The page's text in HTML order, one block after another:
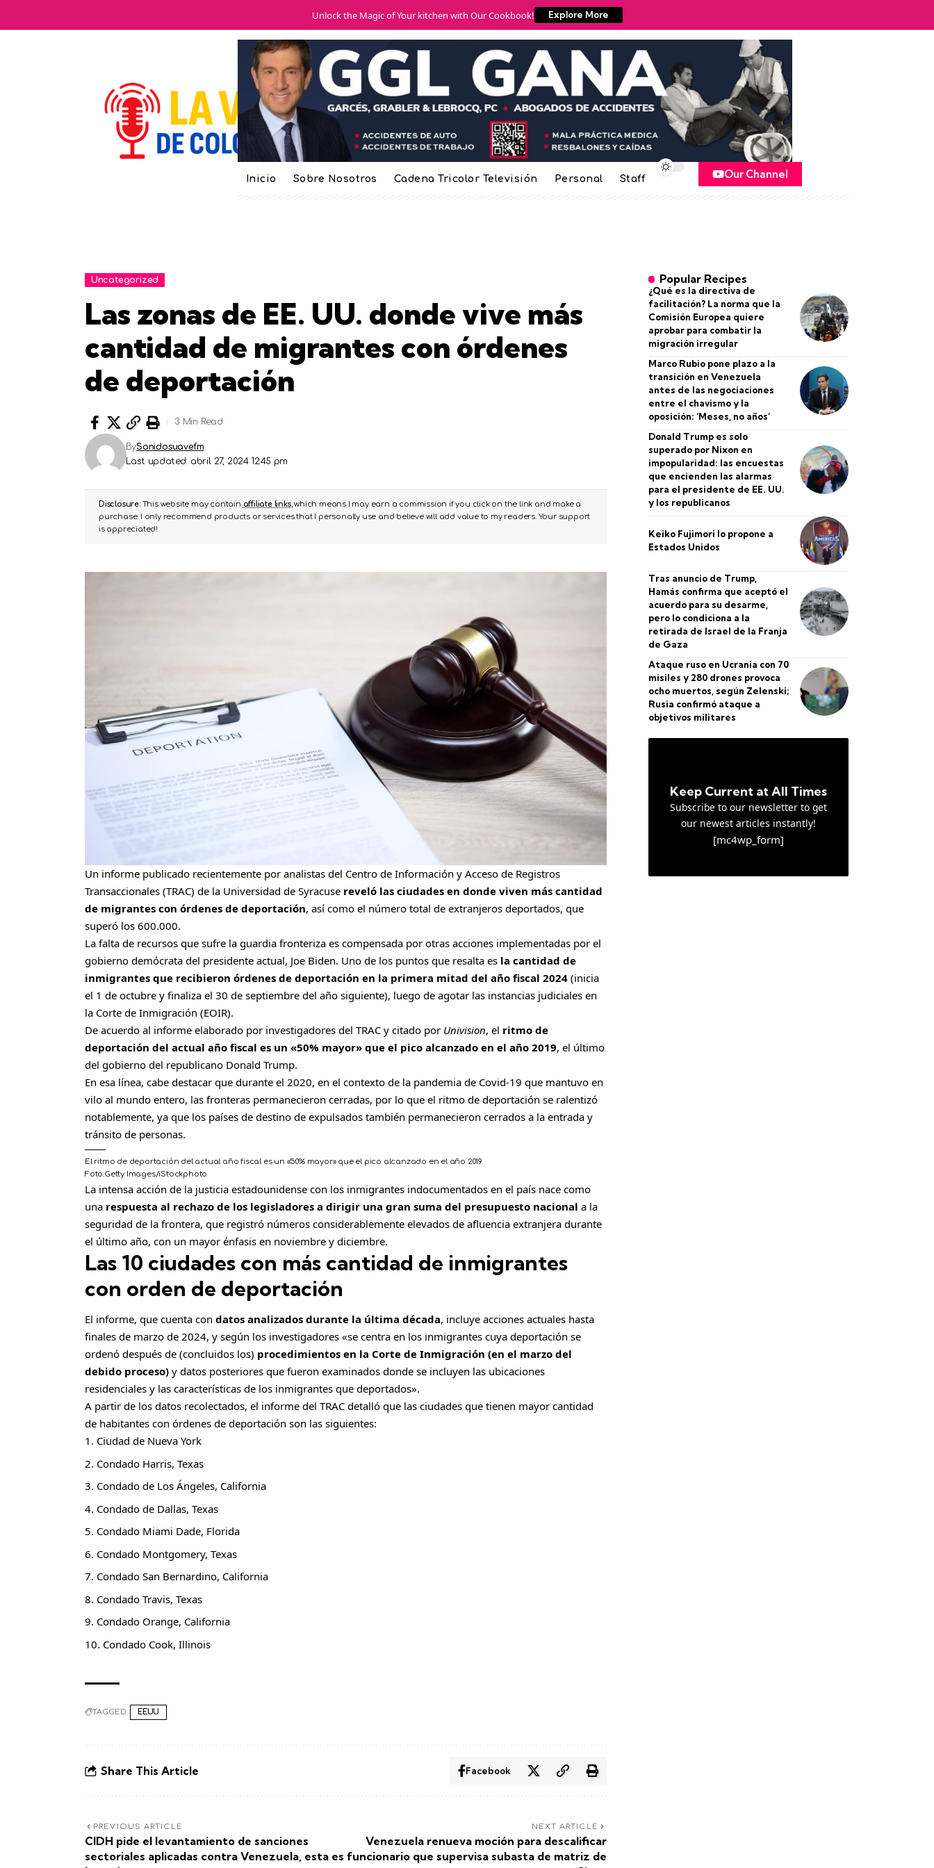
Unlock the Magic of Your kitchen with Our Cookbook! Explore More
Inicio Sobre Nosotros Cadena Tricolor Televisión Personal Staff Our Channel
Uncategorized
Las zonas de EE. UU. donde vive más
cantidad de migrantes con órdenes
de deportación
Last updated: abril 27, 2024 12:45 pm
BySonidosuavefm
3 Min Read
Disclosure:This website may contain affiliate links, which means I may earn a commission if you click on the link and make a
purchase. I only recommend products or services that I personally use and believe will add value to my readers. Your support
is appreciated!
Un informe publicado recientemente por analistas del Centro de Información y Acceso de Registros
Transaccionales (TRAC) de la Universidad de Syracuse reveló las ciudades en donde viven más cantidad
de migrantes con órdenes de deportación, así como el número total de extranjeros deportados, que
superó los 600.000.
La falta de recursos que sufre la guardia fronteriza es compensada por otras acciones implementadas por el
gobierno demócrata del presidente actual, Joe Biden. Uno de los puntos que resalta es la cantidad de
inmigrantes que recibieron órdenes de deportación en la primera mitad del año fiscal 2024 (inicia
el 1 de octubre y finaliza el 30 de septiembre del año siguiente), luego de agotar las instancias judiciales en
la Corte de Inmigración (EOIR).
De acuerdo al informe elaborado por investigadores del TRAC y citado por Univision, el ritmo de
deportación del actual año fiscal es un «50% mayor» que el pico alcanzado en el año 2019, el último
del gobierno del republicano Donald Trump.
En esa línea, cabe destacar que durante el 2020, en el contexto de la pandemia de Covid-19 que mantuvo en
vilo al mundo entero, las fronteras permanecieron cerradas, por lo que el ritmo de deportación se ralentizó
notablemente, ya que los países de destino de expulsados también permanecieron cerrados a la entrada y
tránsito de personas.
El ritmo de deportación del actual año fiscal es un «50% mayor» que el pico alcanzado en el año 2019
Foto:Getty Images/iStockphoto
C
o
m
p
a
r
t
r
La intensa acción de la justicia estadounidense con los inmigrantes indocumentados en el país nace como
una respuesta al rechazo de los legisladores a dirigir una gran suma del presupuesto nacional a la
seguridad de la frontera, que registró números considerablemente elevados de afluencia extranjera durante
el último año, con un mayor énfasis en noviembre y diciembre.
Las 10 ciudades con más cantidad de inmigrantes
con orden de deportación
El informe, que cuenta con datos analizados durante la última década, incluye acciones actuales hasta
finales de marzo de 2024, y según los investigadores «se centra en los inmigrantes cuya deportación se
ordenó después de (concluidos los) procedimientos en la Corte de Inmigración (en el marzo del
debido proceso) y datos posteriores que fueron examinados donde se incluyen las ubicaciones
residenciales y las características de los inmigrantes que deportados».
A partir de los datos recolectados, el informe del TRAC detalló que las ciudades que tienen mayor cantidad
de habitantes con órdenes de deportación son las siguientes:
Ciudad de Nueva York
Condado Harris, Texas
Condado de Los Ángeles, California
Condado de Dallas, Texas
Condado Miami Dade, Florida
Condado Montgomery, Texas
Condado San Bernardino, California
Condado Travis, Texas
Condado Orange, California
Condado Cook, Illinois
TAGGED: EEUU
Share This Article Facebook
PREVIOUS ARTICLE
CIDH pide el levantamiento de sanciones
sectoriales aplicadas contra Venezuela, esta es
NEXT ARTICLE
Venezuela renueva moción para descalificar
funcionario que supervisa subasta de matriz de
Popular Recipes
¿Qué es la directiva de
facilitación? La norma que la
Comisión Europea quiere
aprobar para combatir la
migración irregular
Marco Rubio pone plazo a la
transición en Venezuela
antes de las negociaciones
entre el chavismo y la
oposición: ‘Meses, no años’
Donald Trump es solo
superado por Nixon en
impopularidad: las encuestas
que encienden las alarmas
para el presidente de EE. UU.
y los republicanos
Keiko Fujimori lo propone a
Estados Unidos
Tras anuncio de Trump,
Hamás confirma que aceptó el
acuerdo para su desarme,
pero lo condiciona a la
retirada de Israel de la Franja
de Gaza
Ataque ruso en Ucrania con 70
misiles y 280 drones provoca
ocho muertos, según Zelenski;
Rusia confirmó ataque a
objetivos militares
Keep Current at All Times
Subscribe to our newsletter to get
our newest articles instantly!
[mc4wp_form]